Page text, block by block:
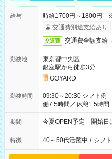
給与
時給1700円～1800円
交通費別途支給あり
交通費 交通費全額支給
勤務地
東京都中央区
銀座駅から徒歩3分
GOYARD
勤務時間
09:30～20:30 シフト例 9：30～18：30、11：30～20：30 実
働7.5時間／休憩1.5時間
期間 今夏OPEN予定 開始日
特徴 40～50代活躍中 / シフ